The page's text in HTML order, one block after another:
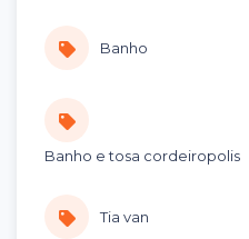
Banho
Banho e tosa cordeiropolis
Tia van